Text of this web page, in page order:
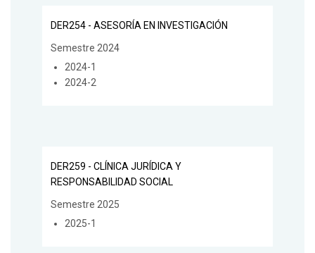
DER254 - ASESORÍA EN INVESTIGACIÓN
Semestre 2024
2024-1
2024-2
DER259 - CLÍNICA JURÍDICA Y
RESPONSABILIDAD SOCIAL
Semestre 2025
2025-1